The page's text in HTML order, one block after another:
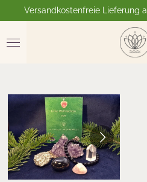
Hauptinhalt
springen
Versandkostenfreie Lieferung